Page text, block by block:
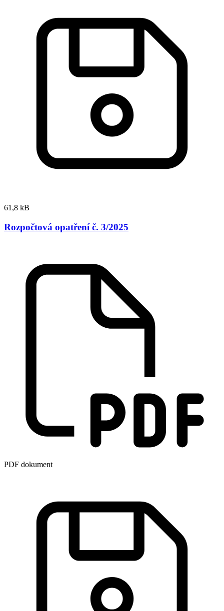
61,8 kB
Rozpočtová opatření č. 3/2025
PDF dokument